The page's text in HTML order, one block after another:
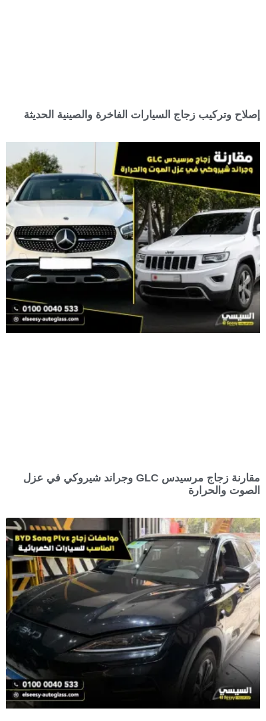
إصلاح وتركيب زجاج السيارات الفاخرة والصينية الحديثة
مقارنة زجاج مرسيدس GLC وجراند شيروكي في عزل
الصوت والحرارة